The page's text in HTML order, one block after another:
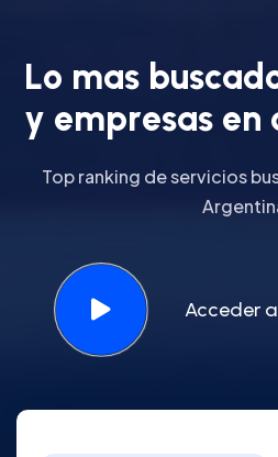
Lo mas buscad
y empresas en
Top ranking de servicios
Acceder